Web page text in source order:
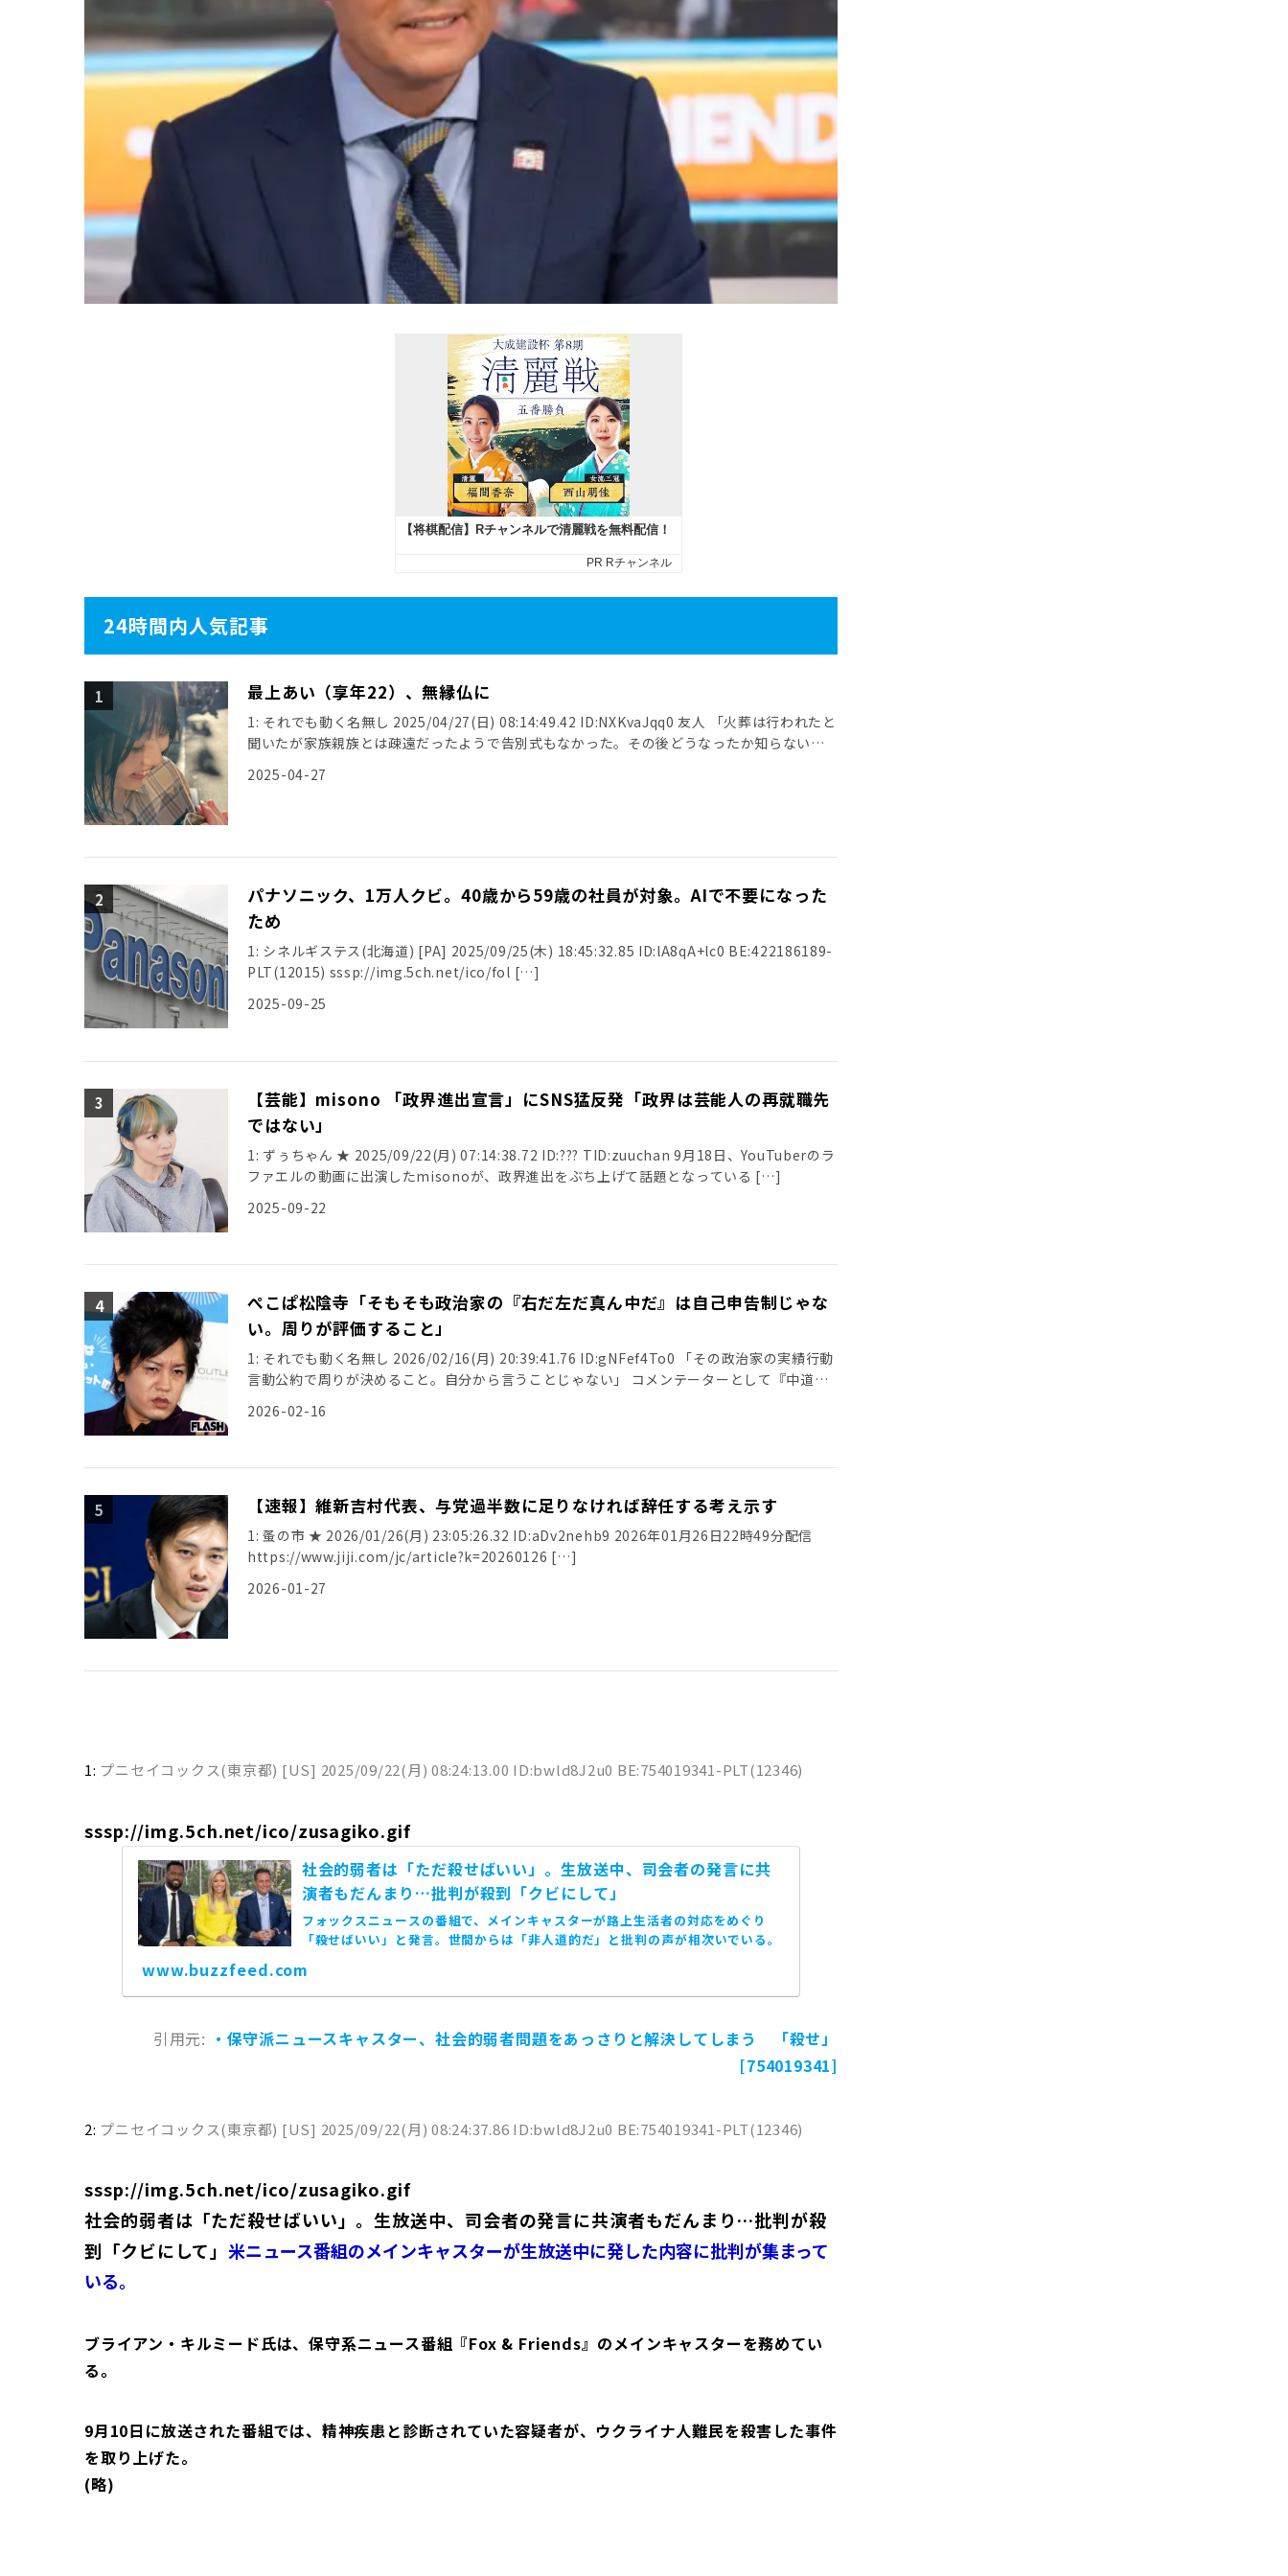
24時間内人気記事
最上あい（享年22）、無縁仏に
1: それでも動く名無し 2025/04/27(日) 08:14:49.42 ID:NXKvaJqq0 友人 「火葬は行われたと
聞いたが家族親族とは疎遠だったようで告別式もなかった。その後どうなったか知らない」
2025-04-27
パナソニック、1万人クビ。40歳から59歳の社員が対象。AIで不要になった
ため
1: シネルギステス(北海道) [PA] 2025/09/25(木) 18:45:32.85 ID:lA8qA+lc0 BE:422186189-
PLT(12015) sssp://img.5ch.net/ico/fol […]
2025-09-25
【芸能】misono 「政界進出宣言」にSNS猛反発「政界は芸能人の再就職先
ではない」
1: ずぅちゃん ★ 2025/09/22(月) 07:14:38.72 ID:??? TID:zuuchan 9月18日、YouTuberのラ
ファエルの動画に出演したmisonoが、政界進出をぶち上げて話題となっている […]
2025-09-22
ぺこぱ松陰寺「そもそも政治家の『右だ左だ真ん中だ』は自己申告制じゃな
い。周りが評価すること」
1: それでも動く名無し 2026/02/16(月) 20:39:41.76 ID:gNFef4To0 「その政治家の実績行動
言動公約で周りが決めること。自分から言うことじゃない」 コメンテーターとして『中道』
2026-02-16
【速報】維新吉村代表、与党過半数に足りなければ辞任する考え示す
1: 蚤の市 ★ 2026/01/26(月) 23:05:26.32 ID:aDv2nehb9 2026年01月26日22時49分配信
https://www.jiji.com/jc/article?k=20260126 […]
2026-01-27
1: プニセイコックス(東京都) [US] 2025/09/22(月) 08:24:13.00 ID:bwld8J2u0 BE:754019341-PLT(12346)
sssp://img.5ch.net/ico/zusagiko.gif
社会的弱者は「ただ殺せばいい」。生放送中、司会者の発言に共
演者もだんまり…批判が殺到「クビにして」
フォックスニュースの番組で、メインキャスターが路上生活者の対応をめぐり
「殺せばいい」と発言。世間からは「非人道的だ」と批判の声が相次いでいる。
www.buzzfeed.com
引用元: ・保守派ニュースキャスター、社会的弱者問題をあっさりと解決してしまう 「殺せ」
[754019341]
2: プニセイコックス(東京都) [US] 2025/09/22(月) 08:24:37.86 ID:bwld8J2u0 BE:754019341-PLT(12346)
sssp://img.5ch.net/ico/zusagiko.gif
社会的弱者は「ただ殺せばいい」。生放送中、司会者の発言に共演者もだんまり…批判が殺
到「クビにして」米ニュース番組のメインキャスターが生放送中に発した内容に批判が集まって
いる。
ブライアン・キルミード氏は、保守系ニュース番組『Fox & Friends』のメインキャスターを務めてい
る。
9月10日に放送された番組では、精神疾患と診断されていた容疑者が、ウクライナ人難民を殺害した事件
を取り上げた。
(略)